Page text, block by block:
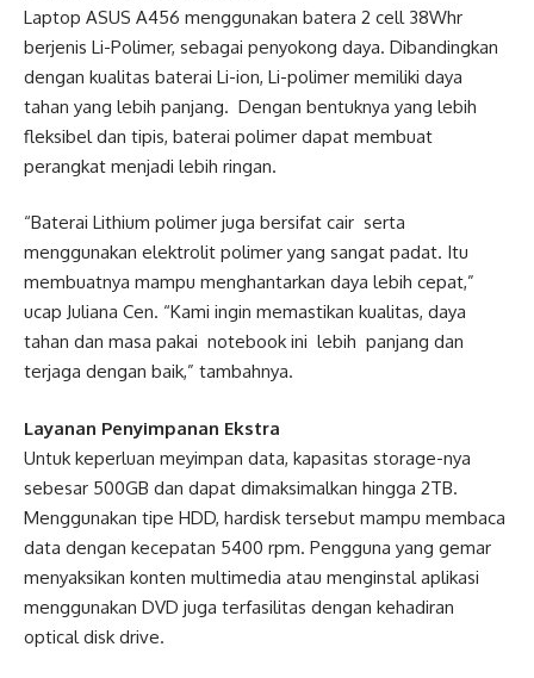
Laptop ASUS A456 menggunakan batera 2 cell 38Whr
berjenis Li-Polimer, sebagai penyokong daya. Dibandingkan
dengan kualitas baterai Li-ion, Li-polimer memiliki daya
tahan yang lebih panjang. Dengan bentuknya yang lebih
fleksibel dan tipis, baterai polimer dapat membuat
perangkat menjadi lebih ringan.
“Baterai Lithium polimer juga bersifat cair serta
menggunakan elektrolit polimer yang sangat padat. Itu
membuatnya mampu menghantarkan daya lebih cepat,”
ucap Juliana Cen. “Kami ingin memastikan kualitas, daya
tahan dan masa pakai notebook ini lebih panjang dan
terjaga dengan baik,” tambahnya.
Layanan Penyimpanan Ekstra
Untuk keperluan meyimpan data, kapasitas storage-nya
sebesar 500GB dan dapat dimaksimalkan hingga 2TB.
Menggunakan tipe HDD, hardisk tersebut mampu membaca
data dengan kecepatan 5400 rpm. Pengguna yang gemar
menyaksikan konten multimedia atau menginstal aplikasi
menggunakan DVD juga terfasilitas dengan kehadiran
optical disk drive.